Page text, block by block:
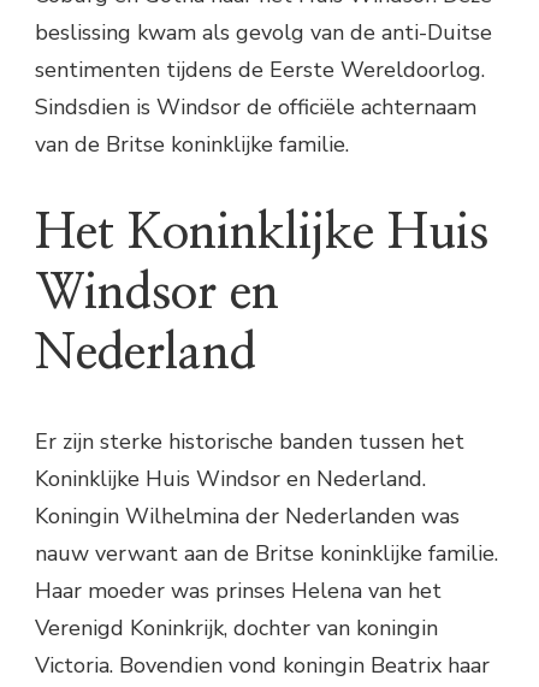
beslissing kwam als gevolg van de anti-Duitse
sentimenten tijdens de Eerste Wereldoorlog.
Sindsdien is Windsor de officiële achternaam
van de Britse koninklijke familie.
Het Koninklijke Huis
Windsor en
Nederland
Er zijn sterke historische banden tussen het
Koninklijke Huis Windsor en Nederland.
Koningin Wilhelmina der Nederlanden was
nauw verwant aan de Britse koninklijke familie.
Haar moeder was prinses Helena van het
Verenigd Koninkrijk, dochter van koningin
Victoria. Bovendien vond koningin Beatrix haar